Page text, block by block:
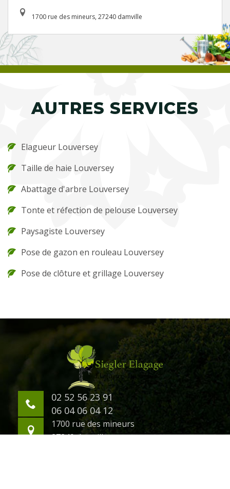
1700 rue des mineurs, 27240 damville
AUTRES SERVICES
Elagueur Louversey
Taille de haie Louversey
Abattage d'arbre Louversey
Tonte et réfection de pelouse Louversey
Paysagiste Louversey
Pose de gazon en rouleau Louversey
Pose de clôture et grillage Louversey
02 52 56 23 91
06 04 06 04 12
1700 rue des mineurs
27240 damville